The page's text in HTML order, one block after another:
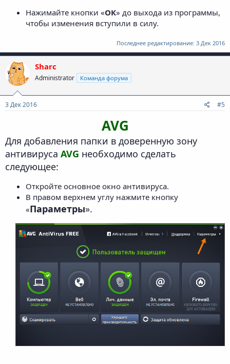
Нажимайте кнопки «ОК» до выхода из программы,
чтобы изменения вступили в силу.
Последнее редактирование: 3 Дек 2016
Sharc
Administrator Команда форума
3 Дек 2016 #5
AVG
Для добавления папки в доверенную зону
антивируса AVG необходимо сделать
следующее:
Откройте основное окно антивируса.
В правом верхнем углу нажмите кнопку
«Параметры».